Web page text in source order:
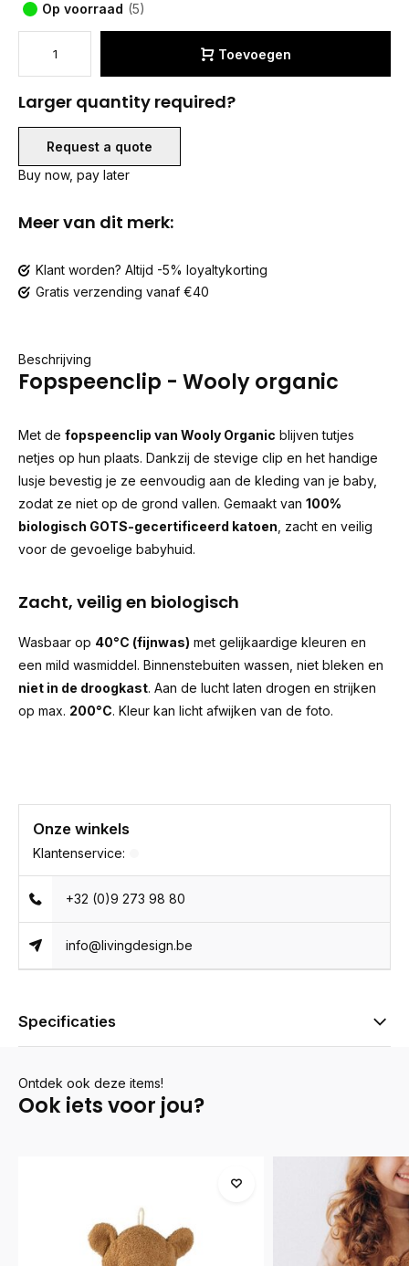
Op voorraad (5)
Toevoegen
Larger quantity required?
Request a quote
Buy now, pay later
Meer van dit merk:
Klant worden? Altijd -5% loyaltykorting
Gratis verzending vanaf €40
Beschrijving
Fopspeenclip - Wooly organic
Met de fopspeenclip van Wooly Organic blijven tutjes
netjes op hun plaats. Dankzij de stevige clip en het handige
lusje bevestig je ze eenvoudig aan de kleding van je baby,
zodat ze niet op de grond vallen. Gemaakt van 100%
biologisch GOTS-gecertificeerd katoen , zacht en veilig
voor de gevoelige babyhuid.
Zacht, veilig en biologisch
Wasbaar op 40°C (fijnwas) met gelijkaardige kleuren en
een mild wasmiddel. Binnenstebuiten wassen, niet bleken en
niet in de droogkast. Aan de lucht laten drogen en strijken
op max. 200°C. Kleur kan licht afwijken van de foto.
Onze winkels
Klantenservice:
+32 (0)9 273 98 80
info@livingdesign.be
Specificaties
Ontdek ook deze items!
Ook iets voor jou?